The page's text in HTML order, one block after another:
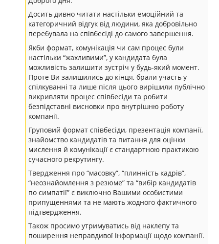
Досить дивно читати настільки емоційний та
категоричний відгук від людини, яка добровільно
перебувала на співбесіді до самого завершення.
Якби формат, комунікація чи сам процес були
настільки “жахливими”, у кандидата була
можливість залишити зустріч у будь-який момент.
Проте Ви залишились до кінця, брали участь у
спілкуванні та лише після цього вирішили публічно
викривляти процес співбесіди та робити
безпідставні висновки про внутрішню роботу
компанії.
Груповий формат співбесіди, презентація компанії,
знайомство кандидатів та питання для оцінки
мислення й комунікації є стандартною практикою
сучасного рекрутингу.
Твердження про “масовку”, “плинність кадрів”,
“неознайомлення з резюме” та “вибір кандидатів
по симпатії” є виключно Вашими особистими
припущеннями та не мають жодного фактичного
підтвердження.
Також просимо утримуватись від наклепу та
поширення неправдивої інформації щодо компанії.